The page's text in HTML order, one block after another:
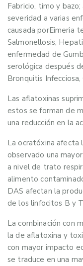
Fabricio, timo y
severidad a varias
causada porEimeria
Salmonellosis,
enfermedad de
serológica después
Bronquitis
Las aflatoxinas
estos se forman de
una reducción en la
La ocratóxina afecta
observado una
a nivel de trato
alimento
DAS afectan la
de los linfocitos B y
La combinación con
la de aflatoxina y
con mayor impacto
se traduce en una